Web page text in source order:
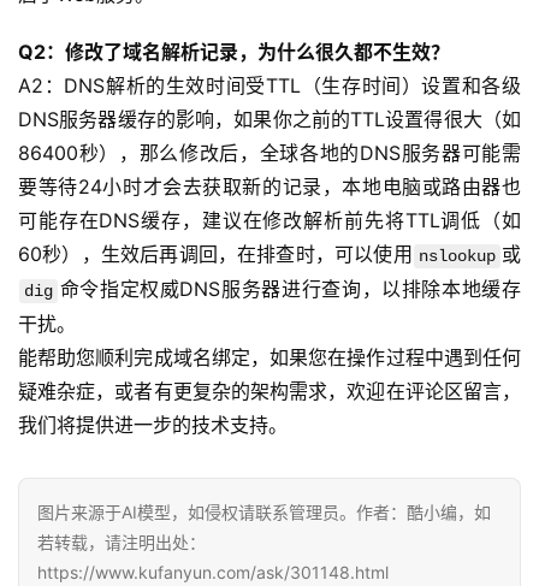
Q2：修改了域名解析记录，为什么很久都不生效？
A2：DNS解析的生效时间受TTL（生存时间）设置和各级
DNS服务器缓存的影响，如果你之前的TTL设置得很大（如
86400秒），那么修改后，全球各地的DNS服务器可能需
要等待24小时才会去获取新的记录，本地电脑或路由器也
可能存在DNS缓存，建议在修改解析前先将TTL调低（如
60秒），生效后再调回，在排查时，可以使用 nslookup 或
dig 命令指定权威DNS服务器进行查询，以排除本地缓存
干扰。
能帮助您顺利完成域名绑定，如果您在操作过程中遇到任何
疑难杂症，或者有更复杂的架构需求，欢迎在评论区留言，
我们将提供进一步的技术支持。
图片来源于AI模型，如侵权请联系管理员。作者：酷小编，如
若转载，请注明出处：
https://www.kufanyun.com/ask/301148.html